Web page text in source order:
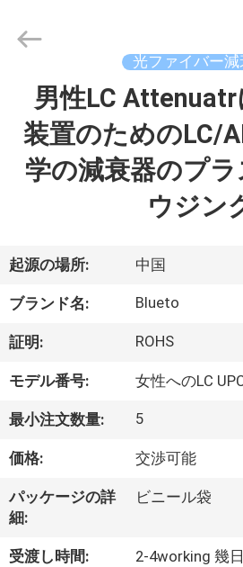
プ
ク
ト
私
達
つ
い
て
2019
Electronics&Communication
Reserved.
光ファイバー減
男性LC
装置のためのLC/
学の減衰器のプ
ウジン
起源の場所: 中国
ブランド名: Blueto
証明: ROHS
モデル番号: 女性へのLC
最小注文数量: 5
価格: 交渉可能
パッケージの詳
細:
ビニール袋
受渡し時間: 2-4working 幾日